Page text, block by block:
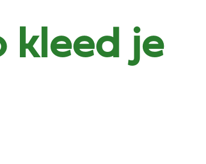
kleed je